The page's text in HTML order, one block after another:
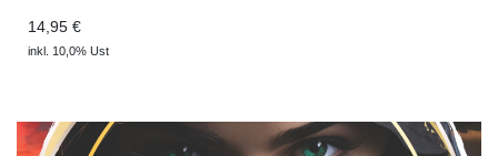
14,95 €
inkl. 10,0% Ust